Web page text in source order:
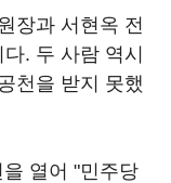
장과 서현옥 전
. 두 사람 역시
천을 받지 못했
열어 "민주당